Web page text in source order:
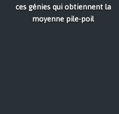
ces génies qui obtiennent la
moyenne pile-poil